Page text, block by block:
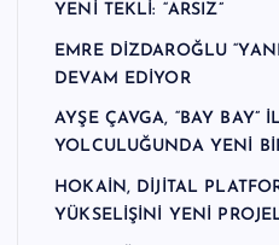
YENİ TEKLİ: “ARSIZ”
EMRE DİZDAROĞLU
DEVAM EDİYOR
AYŞE ÇAVGA, “BAY BAY”
YOLCULUĞUNDA YENİ
HOKAİN, DİJİTAL
YÜKSELİŞİNİ YENİ